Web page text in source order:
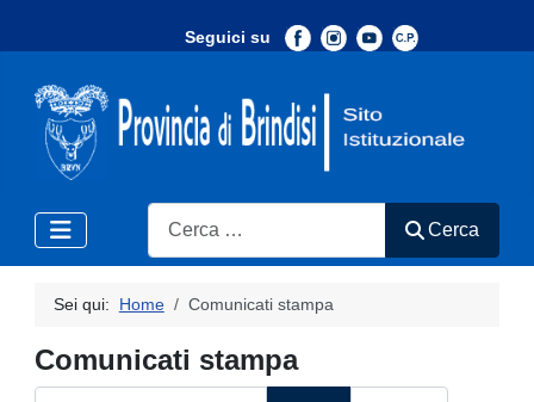
Seguici su
Search
Cerca
Sei qui: Home Comunicati stampa
Comunicati stampa